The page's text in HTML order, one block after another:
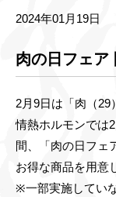
2024年01月19日
肉の日フェア
2月9日は「肉（29
情熱ホルモンでは
間、「肉の日フェ
お得な商品を用意
※一部実施してい